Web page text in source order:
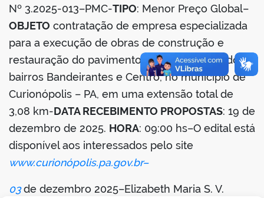
Nº 3.2025-013–PMC-TIPO: Menor Preço Global–
OBJETO contratação de empresa especializada
para a execução de obras de construção e
restauração do pavimento de vias urbanas dos
bairros Bandeirantes e Centro, no município de
Curionópolis – PA, em uma extensão total de
3,08 km-DATA RECEBIMENTO PROPOSTAS: 19 de
dezembro de 2025. HORA: 09:00 hs–O edital está
disponível aos interessados pelo site
www.curionópolis.pa.gov.br–
03de dezembro 2025–Elizabeth Maria S. V.